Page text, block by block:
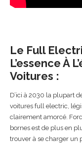
Le Full
L’essence À
Voitures :
D’ici à 2030 la plupart
voitures full electric,
clairement amorcé.
bornes est de plus en
trouver à se charger un